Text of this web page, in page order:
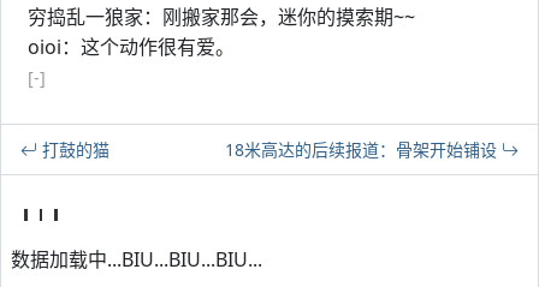
穷捣乱一狼家：刚搬家那会，迷你的摸索期~~
oioi：这个动作很有爱。
[-]
打鼓的猫 18米高达的后续报道：骨架开始铺设
数据加载中...BIU...BIU...BIU...